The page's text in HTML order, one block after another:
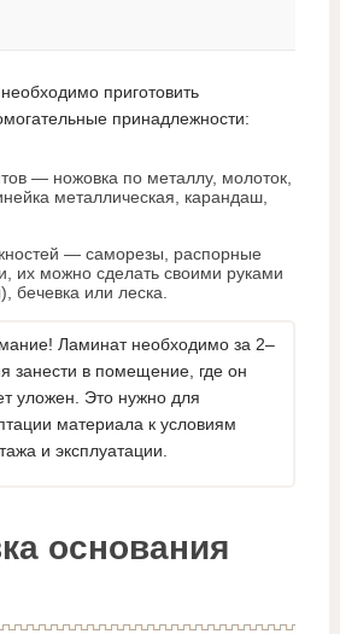
приготовить
принадлежности:
— ножовка по металлу, молоток,
металлическая, карандаш,
— саморезы, распорные
их можно сделать своими руками
бечевка или леска.
Ламинат необходимо за 2–
занести в помещение, где он
уложен. Это нужно для
материала к условиям
и эксплуатации.
основания